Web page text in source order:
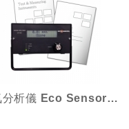
臭氧分析儀 Eco Sensors UV-100